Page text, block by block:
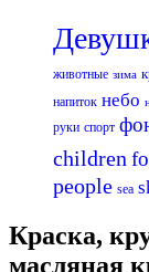
животные зима
напиток небо
руки спорт
children
people sea
Краска,
масляная